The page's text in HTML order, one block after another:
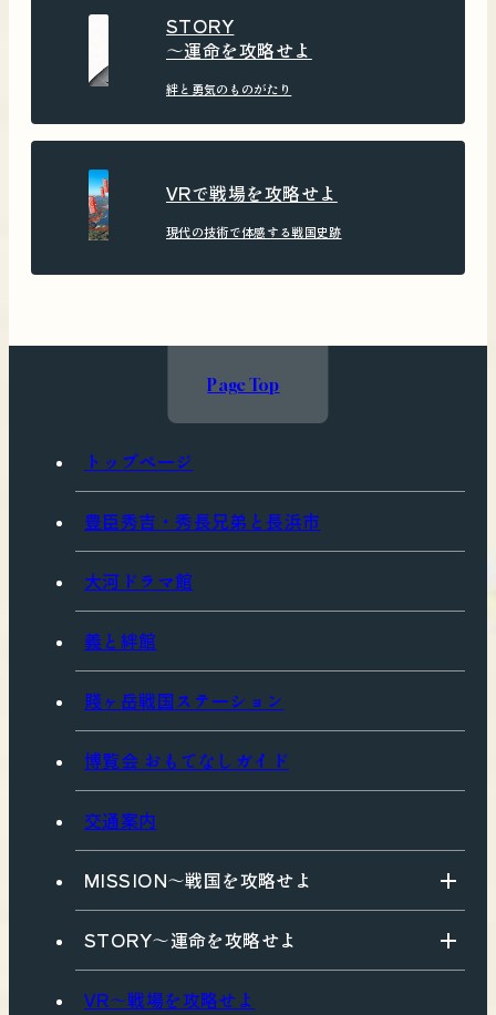
STORY
〜運命を攻略せよ
絆と勇気のものがたり
VRで戦場を攻略せよ
現代の技術で体感する戦国史跡
トップページ
豊臣秀吉・秀長兄弟と長浜市
大河ドラマ館
義と絆館
賤ヶ岳戦国ステーション
博覧会 おもてなしガイド
交通案内
MISSION〜戦国を攻略せよ
STORY〜運命を攻略せよ
VR〜戦場を攻略せよ
Page Top